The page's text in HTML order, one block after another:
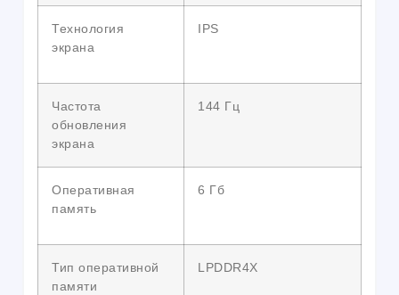
Технология
экрана
IPS
Частота
обновления
экрана
144 Гц
Оперативная
память
6 Гб
Тип оперативной
памяти
LPDDR4X